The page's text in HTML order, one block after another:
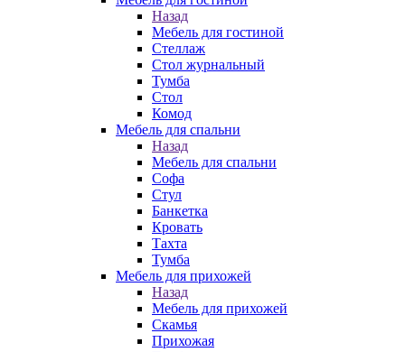
Назад
Мебель для гостиной
Стеллаж
Стол журнальный
Тумба
Стол
Комод
Мебель для спальни
Назад
Мебель для спальни
Софа
Стул
Банкетка
Кровать
Тахта
Тумба
Мебель для прихожей
Назад
Мебель для прихожей
Скамья
Прихожая